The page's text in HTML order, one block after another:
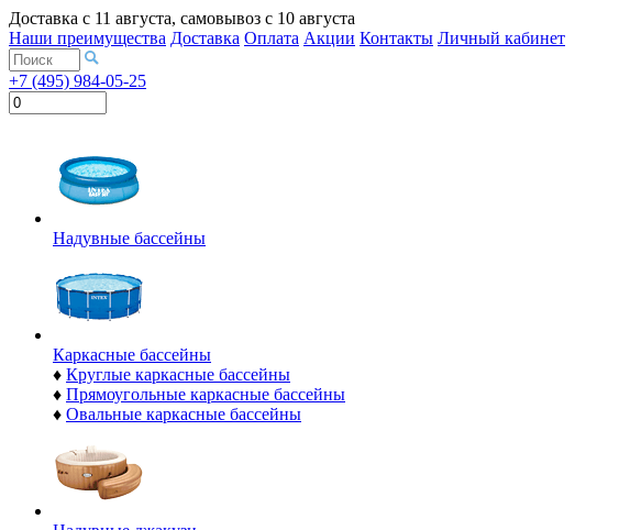
Доставка с 11 августа, самовывоз с 10 августа
Наши преимущества Доставка Оплата Акции Контакты Личный кабинет
+7 (495) 984-05-25
Надувные бассейны
Каркасные бассейны
♦ Круглые каркасные бассейны
♦ Прямоугольные каркасные бассейны
♦ Овальные каркасные бассейны